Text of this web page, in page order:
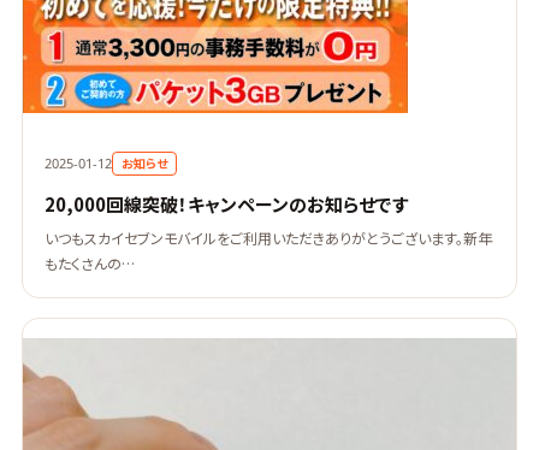
2025-01-12 お知らせ
20,000回線突破！キャンペーンのお知らせです
いつもスカイセブンモバイルをご利用いただきありがとうございます。新年
もたくさんの…